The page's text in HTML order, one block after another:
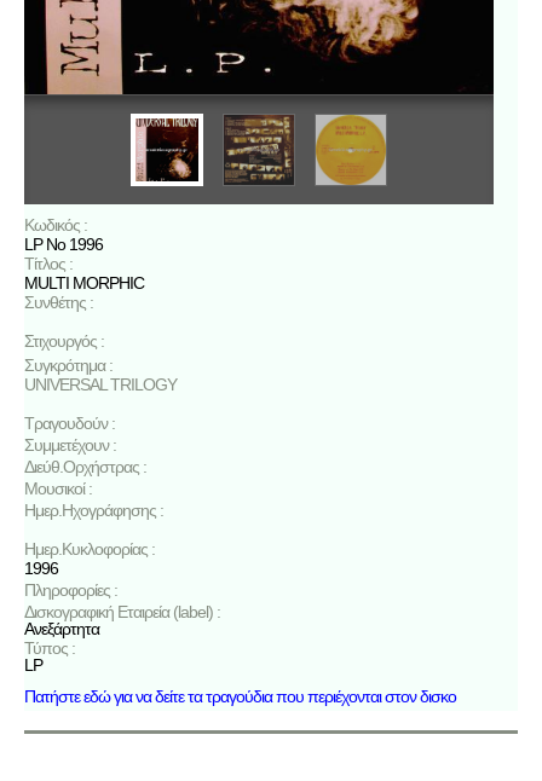
Κωδικός :
LP No 1996
Τίτλος :
MULTI MORPHIC
Συνθέτης :
Στιχουργός :
Συγκρότημα :
UNIVERSAL TRILOGY
Τραγουδούν :
Συμμετέχουν :
Διεύθ.Ορχήστρας :
Μουσικοί :
Ημερ.Ηχογράφησης :
Ημερ.Κυκλοφορίας :
1996
Πληροφορίες :
Δισκογραφική Εταιρεία (label) :
Ανεξάρτητα
Τύπος :
LP
Πατήστε εδώ για να δείτε τα τραγούδια που περιέχονται στον δισκο